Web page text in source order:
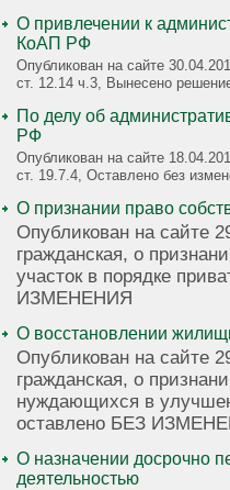
О привлечении к
КоАП РФ
Опубликован на сайте
ст. 12.14 ч.3, Вынесено
По делу об
РФ
Опубликован на сайте
ст. 19.7.4, Оставлено без
О признании право
Опубликован на сайте
гражданская, о
участок в порядке
ИЗМЕНЕНИЯ
О восстановлении
Опубликован на сайте
гражданская, о
нуждающихся в
оставлено БЕЗ
О назначении досрочно
деятельностью